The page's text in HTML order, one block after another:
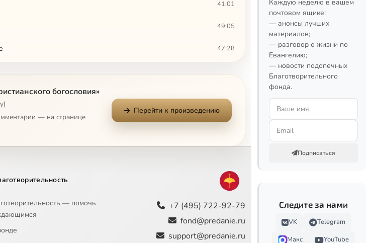
41:01
49:05
47:28
Св.
46:25
47:45
47:51 Сейчас
48:48
богословия»
— на странице
Перейти к произведению
— помочь
+7 (495) 722-92-79
fond@predanie.ru
support@predanie.ru
Каждую неделю в вашем
почтовом ящике:
— анонсы лучших
материалов;
— разговор о жизни по
Евангелию;
— новости подопечных
Благотворительного
фонда.
Подписаться
Следите за нами
VK
Telegram
Макс
YouTube